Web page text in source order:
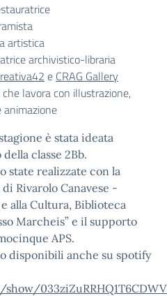
artistica
archivistico-libraria
e CRAG Gallery
lavora con illustrazione,
animazione
è stata ideata
classe 2Bb.
state realizzate con la
Rivarolo Canavese -
alla Cultura, Biblioteca
Marcheis” e il supporto
APS.
disponibili anche su spotify